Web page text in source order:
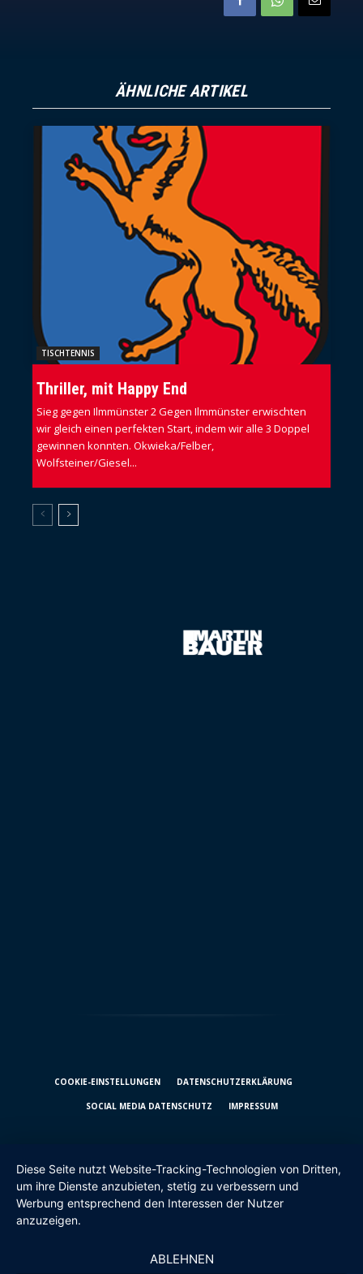
ÄHNLICHE ARTIKEL
TISCHTENNIS
Thriller, mit Happy End
Sieg gegen Ilmmünster 2 Gegen Ilmmünster erwischten
wir gleich einen perfekten Start, indem wir alle 3 Doppel
gewinnen konnten. Okwieka/Felber,
Wolfsteiner/Giesel...
COOKIE-EINSTELLUNGEN DATENSCHUTZ­ERKLÄRUNG
SOCIAL MEDIA DATENSCHUTZ IMPRESSUM
Diese Seite nutzt Website-Tracking-Technologien von Dritten,
um ihre Dienste anzubieten, stetig zu verbessern und
Werbung entsprechend den Interessen der Nutzer
anzuzeigen.
ABLEHNEN